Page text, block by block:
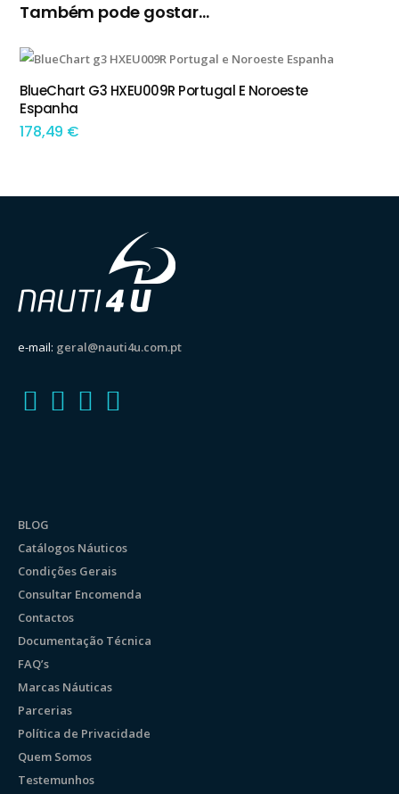
Também pode gostar…
ADICIONAR
BlueChart G3 HXEU009R Portugal E Noroeste
Espanha
178,49 €
e-mail: geral@nauti4u.com.pt
BLOG
Catálogos Náuticos
Condições Gerais
Consultar Encomenda
Contactos
Documentação Técnica
FAQ’s
Marcas Náuticas
Parcerias
Política de Privacidade
Quem Somos
Testemunhos